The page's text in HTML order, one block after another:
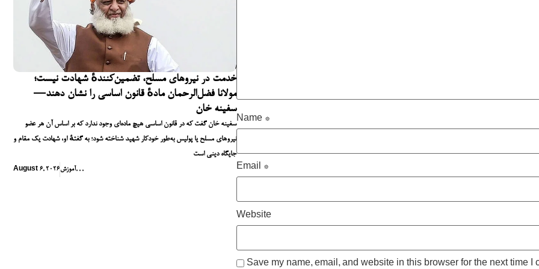
خدمت در نیروهای مسلح، تضمین‌کنندهٔ شهادت نیست؛
مولانا فضل‌الرحمان مادهٔ قانون اساسی را نشان دهند—
سفینه خان
سفینه خان گفت که در قانون اساسی هیچ ماده‌ای وجود ندارد که بر اساس آن هر عضو
نیروهای مسلح یا پولیس به‌طور خودکار شهید شناخته شود؛ به گفتهٔ او، شهادت یک مقام و
جایگاه دینی است
August 6, 2026آموزش, , ,
Name *
Email *
Website
Save my name, email, and website in this browser for the next time I